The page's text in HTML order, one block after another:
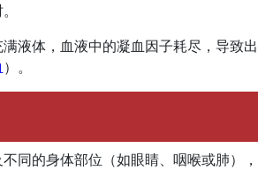
液体，血液中的凝血因子耗尽，导致出
）。
同的身体部位（如眼睛、咽喉或肺），